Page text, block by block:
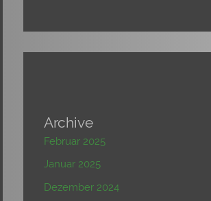
Archive
Februar 2025
Januar 2025
Dezember 2024